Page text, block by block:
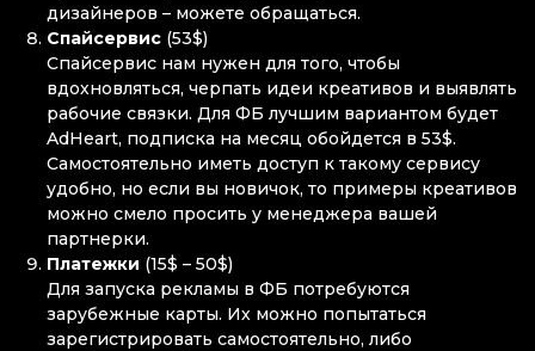
дизайнеров – можете обращаться.
Спайсервис (53$)
Спайсервис нам нужен для того, чтобы
вдохновляться, черпать идеи креативов и выявлять
рабочие связки. Для ФБ лучшим вариантом будет
AdHeart, подписка на месяц обойдется в 53$.
Самостоятельно иметь доступ к такому сервису
удобно, но если вы новичок, то примеры креативов
можно смело просить у менеджера вашей
партнерки.
Платежки (15$ – 50$)
Для запуска рекламы в ФБ потребуются
зарубежные карты. Их можно попытаться
зарегистрировать самостоятельно, либо